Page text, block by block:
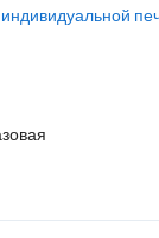
индивидуальной